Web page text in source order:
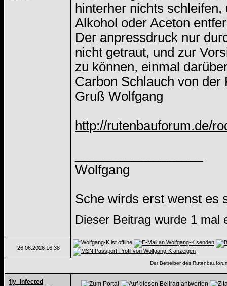
hinterher nichts
Alkohol oder Aceton
Der anpressdruck nur
nicht getraut, und zur
zu können, einmal
Carbon Schlauch von
Gruß Wolfgang
http://rutenbauforum.de/
Wolfgang
Sche wirds erst wenst es
Dieser Beitrag wurde 1
26.06.2026 16:38
Der Betreiber des
fly_infected